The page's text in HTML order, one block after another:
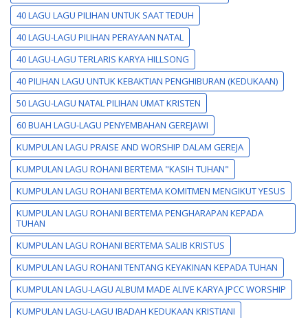
40 LAGU LAGU PILIHAN UNTUK SAAT TEDUH
40 LAGU-LAGU PILIHAN PERAYAAN NATAL
40 LAGU-LAGU TERLARIS KARYA HILLSONG
40 PILIHAN LAGU UNTUK KEBAKTIAN PENGHIBURAN (KEDUKAAN)
50 LAGU-LAGU NATAL PILIHAN UMAT KRISTEN
60 BUAH LAGU-LAGU PENYEMBAHAN GEREJAWI
KUMPULAN LAGU PRAISE AND WORSHIP DALAM GEREJA
KUMPULAN LAGU ROHANI BERTEMA "KASIH TUHAN"
KUMPULAN LAGU ROHANI BERTEMA KOMITMEN MENGIKUT YESUS
KUMPULAN LAGU ROHANI BERTEMA PENGHARAPAN KEPADA
TUHAN
KUMPULAN LAGU ROHANI BERTEMA SALIB KRISTUS
KUMPULAN LAGU ROHANI TENTANG KEYAKINAN KEPADA TUHAN
KUMPULAN LAGU-LAGU ALBUM MADE ALIVE KARYA JPCC WORSHIP
KUMPULAN LAGU-LAGU IBADAH KEDUKAAN KRISTIANI